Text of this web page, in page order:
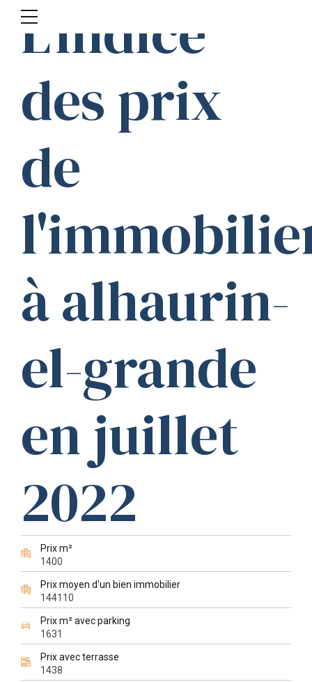
L'indice
des prix
de
à alhaurin-
el-grande
en juillet
2022
Prix m²
1400
Prix moyen d'un bien immobilier
144110
Prix m² avec parking
1631
Prix avec terrasse
1438